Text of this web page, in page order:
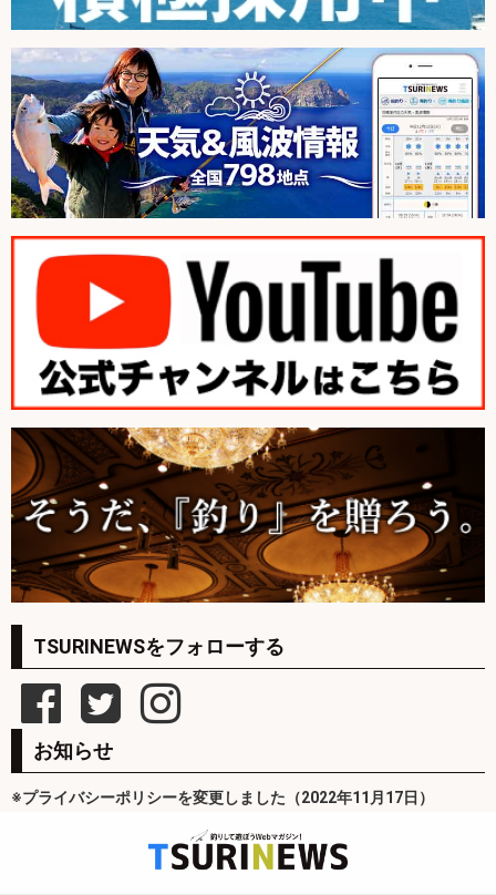
TSURINEWSをフォローする
お知らせ
※プライバシーポリシーを変更しました（2022年11月17日）